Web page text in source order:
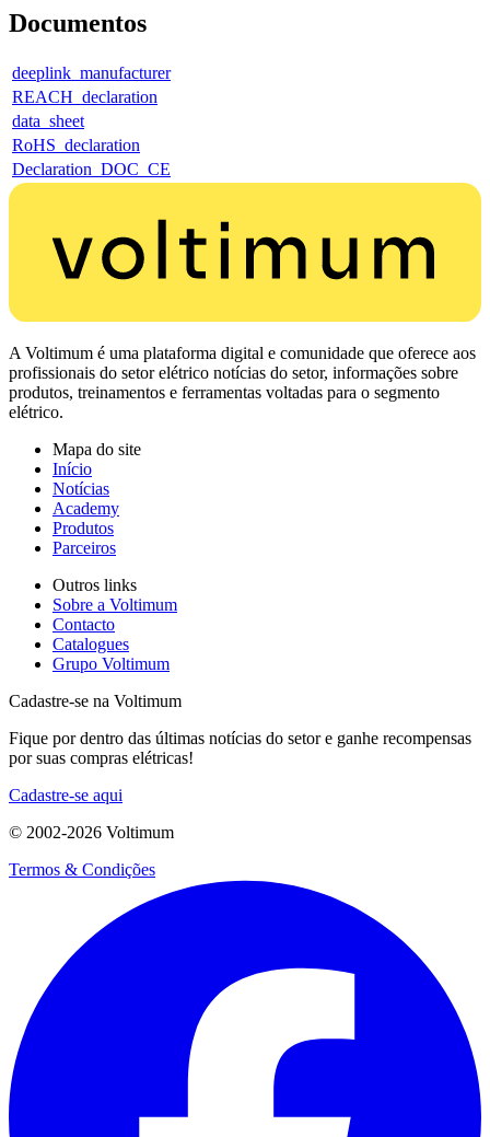
Documentos
deeplink_manufacturer
REACH_declaration
data_sheet
RoHS_declaration
Declaration_DOC_CE
A Voltimum é uma plataforma digital e comunidade que oferece aos
profissionais do setor elétrico notícias do setor, informações sobre
produtos, treinamentos e ferramentas voltadas para o segmento
elétrico.
Mapa do site
Início
Notícias
Academy
Produtos
Parceiros
Outros links
Sobre a Voltimum
Contacto
Catalogues
Grupo Voltimum
Cadastre-se na Voltimum
Fique por dentro das últimas notícias do setor e ganhe recompensas
por suas compras elétricas!
Cadastre-se aqui
© 2002-2026 Voltimum
Termos & Condições